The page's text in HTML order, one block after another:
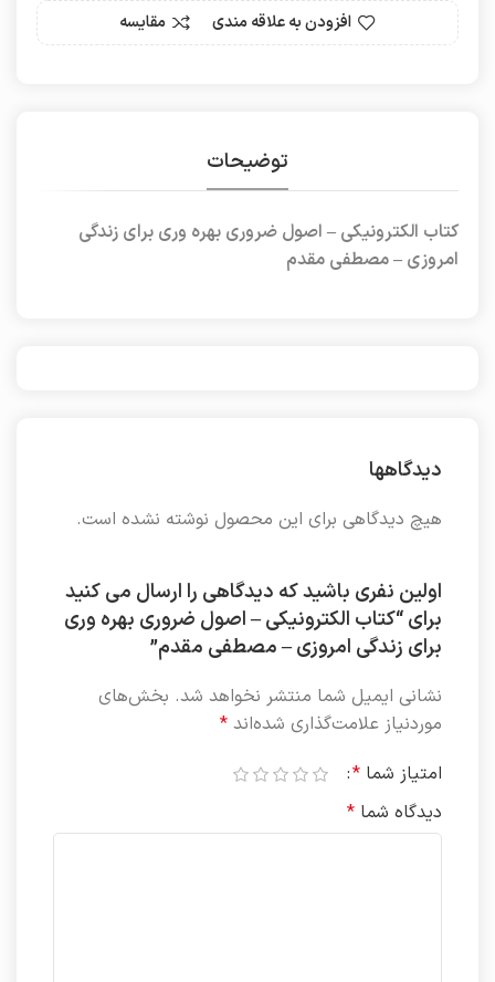
افزودن به علاقه مندی مقایسه
توضیحات
کتاب الکترونیکی – اصول ضروری بهره وری برای زندگی
امروزی – مصطفی مقدم
دیدگاهها
هیچ دیدگاهی برای این محصول نوشته نشده است.
اولین نفری باشید که دیدگاهی را ارسال می کنید
برای “کتاب الکترونیکی – اصول ضروری بهره وری
برای زندگی امروزی – مصطفی مقدم”
نشانی ایمیل شما منتشر نخواهد شد. بخش‌های
موردنیاز علامت‌گذاری شده‌اند *
امتیاز شما *
دیدگاه شما *